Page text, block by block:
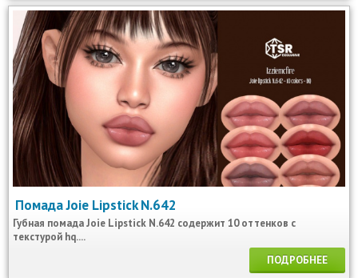
Помада Joie Lipstick N.642
Губная помада Joie Lipstick N.642 содержит 10 оттенков с
текстурой hq....
ПОДРОБНЕЕ